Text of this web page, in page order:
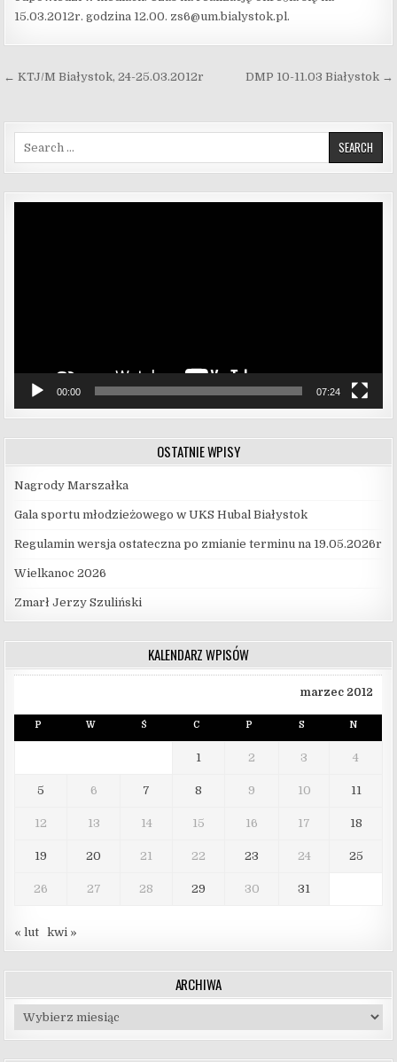
15.03.2012r. godzina 12.00. zs6@um.bialystok.pl.
Nawigacja wpisu DMP 10-11.03 Białystok →
← KTJ/M Białystok, 24-25.03.2012r
Search for:
00:00 07:24
OSTATNIE WPISY
Nagrody Marszałka
Gala sportu młodzieżowego w UKS Hubal Białystok
Regulamin wersja ostateczna po zmianie terminu na 19.05.2026r
Wielkanoc 2026
Zmarł Jerzy Szuliński
KALENDARZ WPISÓW
marzec 2012
P W Ś C P S N
1 2 3 4
5 6 7 8 9 10 11
12 13 14 15 16 17 18
19 20 21 22 23 24 25
26 27 28 29 30 31
« lut kwi »
ARCHIWA
Archiwa